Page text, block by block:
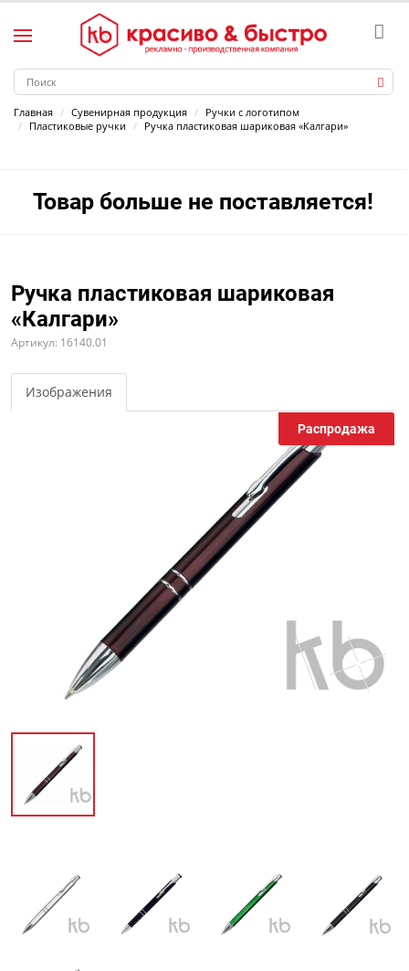
Главная Сувенирная продукция
Ручки с логотипом
Пластиковые ручки
Ручка пластиковая шариковая «Калгари»
Товар больше не поставляется!
Ручка пластиковая шариковая
«Калгари»
Артикул: 16140.01
Изображения
Распродажа